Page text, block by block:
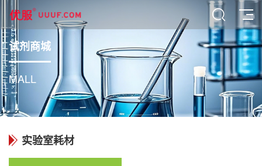
试剂商城
MALL
实验室耗材